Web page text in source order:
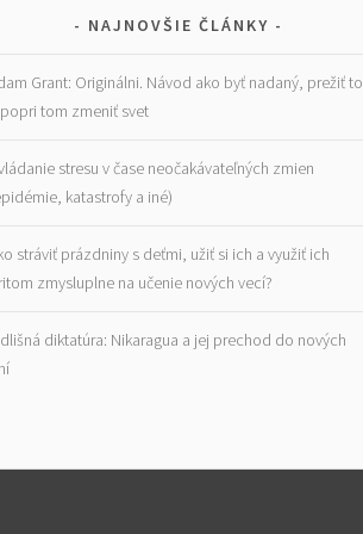
NAJNOVŠIE ČLÁNKY
Grant: Originálni. Návod ako byť nadaný, prežiť to
tom zmeniť svet
stresu v čase neočakávateľných zmien
katastrofy a iné)
stráviť prázdniny s deťmi, užiť si ich a využiť ich
zmysluplne na učenie nových vecí?
diktatúra: Nikaragua a jej prechod do nových